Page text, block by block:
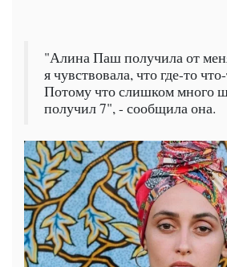
"Алина Паш получила от
я чувствовала, что где-то
Потому что слишком много
получил 7", - сообщила она.